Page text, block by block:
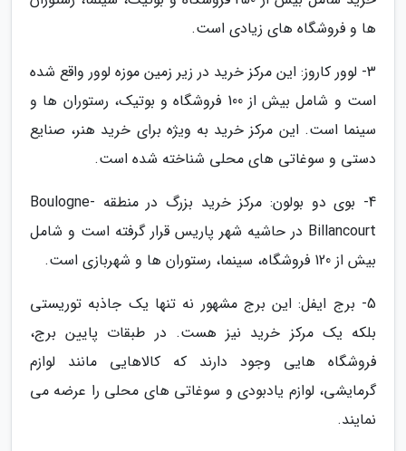
ها و فروشگاه های زیادی است.
3- لوور کاروز: این مرکز خرید در زیر زمین موزه لوور واقع شده
است و شامل بیش از 100 فروشگاه و بوتیک، رستوران ها و
سینما است. این مرکز خرید به ویژه برای خرید هنر، صنایع
دستی و سوغاتی های محلی شناخته شده است.
4- بوی دو بولون: مرکز خرید بزرگ در منطقه Boulogne-
Billancourt در حاشیه شهر پاریس قرار گرفته است و شامل
بیش از 120 فروشگاه، سینما، رستوران ها و شهربازی است.
5- برج ایفل: این برج مشهور نه تنها یک جاذبه توریستی
بلکه یک مرکز خرید نیز هست. در طبقات پایین برج،
فروشگاه هایی وجود دارند که کالاهایی مانند لوازم
گرمایشی، لوازم یادبودی و سوغاتی های محلی را عرضه می
نمایند.